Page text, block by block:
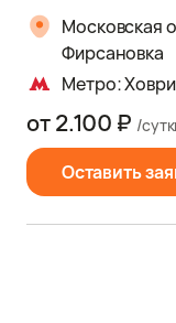
Московская
Фирсановка
Метро:
Оставить
от 2.100 ₽ /